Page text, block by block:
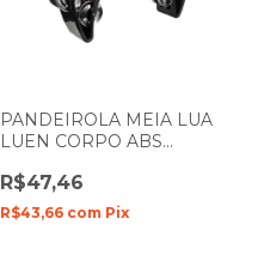
PANDEIROLA MEIA LUA
LUEN CORPO ABS
R$47,46
R$43,66 com Pix